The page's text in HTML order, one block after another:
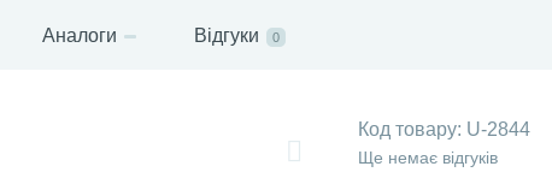
Аналоги Відгуки 0
Код товару: U-2844
Ще немає відгуків